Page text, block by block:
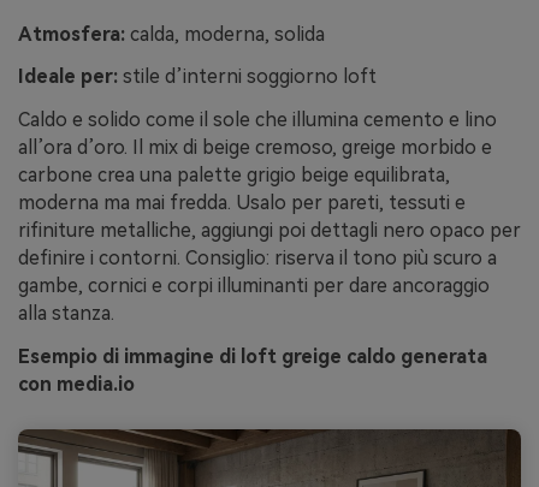
Atmosfera: calda, moderna, solida
Ideale per: stile d’interni soggiorno loft
Caldo e solido come il sole che illumina cemento e lino
all’ora d’oro. Il mix di beige cremoso, greige morbido e
carbone crea una palette grigio beige equilibrata,
moderna ma mai fredda. Usalo per pareti, tessuti e
rifiniture metalliche, aggiungi poi dettagli nero opaco per
definire i contorni. Consiglio: riserva il tono più scuro a
gambe, cornici e corpi illuminanti per dare ancoraggio
alla stanza.
Esempio di immagine di loft greige caldo generata
con media.io